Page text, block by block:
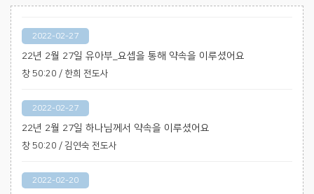
2022-02-27
22년 2월 27일 유아부_요셉을 통해 약속을 이루셨어요
창 50:20 / 한희 전도사
2022-02-27
22년 2월 27일 하나님께서 약속을 이루셨어요
창 50:20 / 김연숙 전도사
2022-02-20